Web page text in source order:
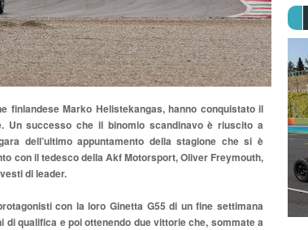
finlandese Marko Helistekangas, hanno conquistato il
Un successo che il binomio scandinavo è riuscito a
dell’ultimo appuntamento della stagione che si è
con il tedesco della Akf Motorsport, Oliver Freymouth,
di leader.
con la loro Ginetta G55 di un fine settimana
qualifica e poi ottenendo due vittorie che, sommate a